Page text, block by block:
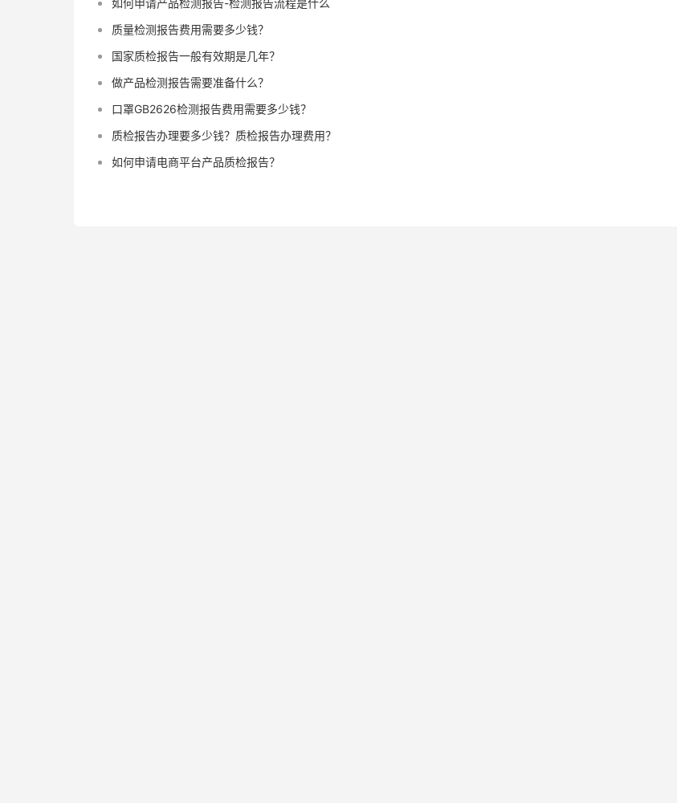
如何申请产品检测报告-检测报告流程是什么
质量检测报告费用需要多少钱？
国家质检报告一般有效期是几年？
做产品检测报告需要准备什么？
口罩GB2626检测报告费用需要多少钱？
质检报告办理要多少钱？质检报告办理费用？
如何申请电商平台产品质检报告？